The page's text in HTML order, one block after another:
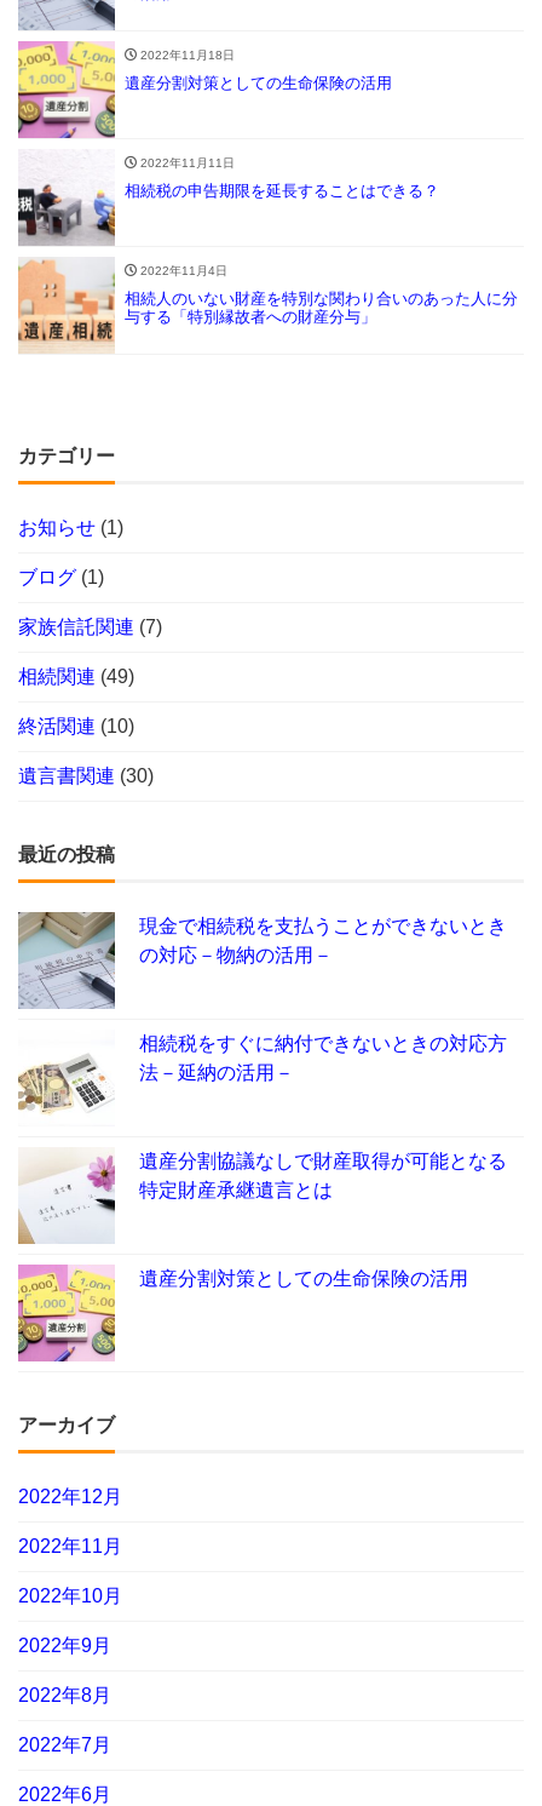
2022年11月18日
遺産分割対策としての生命保険の活用
2022年11月11日
相続税の申告期限を延長することはできる？
2022年11月4日
相続人のいない財産を特別な関わり合いのあった人に分
与する「特別縁故者への財産分与」
カテゴリー
お知らせ (1)
ブログ (1)
家族信託関連 (7)
相続関連 (49)
終活関連 (10)
遺言書関連 (30)
最近の投稿
現金で相続税を支払うことができないとき
の対応－物納の活用－
相続税をすぐに納付できないときの対応方
法－延納の活用－
遺産分割協議なしで財産取得が可能となる
特定財産承継遺言とは
遺産分割対策としての生命保険の活用
アーカイブ
2022年12月
2022年11月
2022年10月
2022年9月
2022年8月
2022年7月
2022年6月